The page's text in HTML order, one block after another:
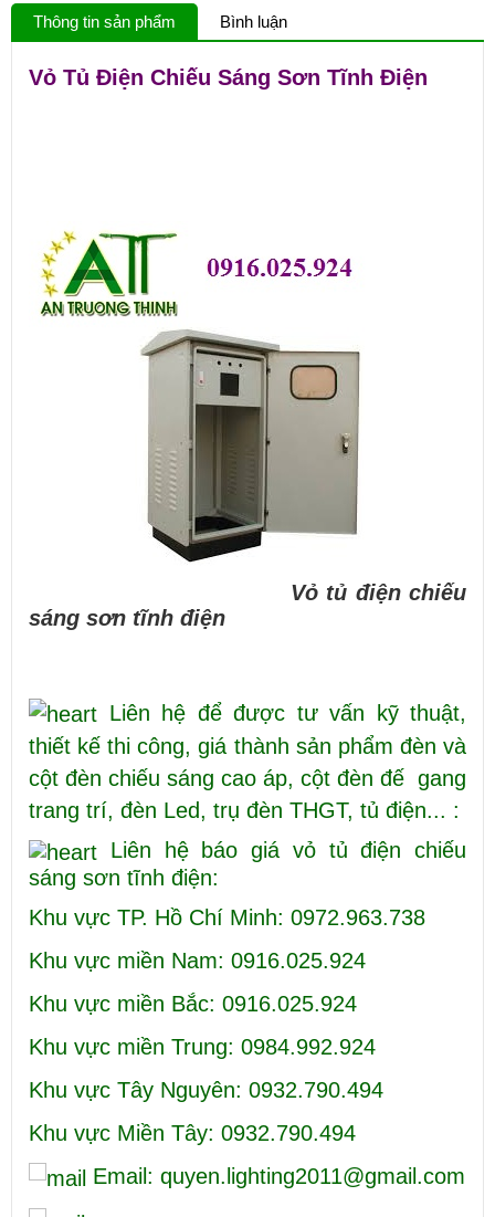
Thông tin sản phẩm Bình luận
Vỏ Tủ Điện Chiếu Sáng Sơn Tĩnh Điện
Vỏ tủ điện chiếu
sáng sơn tĩnh điện
Liên hệ để được tư vấn kỹ thuật,
thiết kế thi công, giá thành sản phẩm đèn và
cột đèn chiếu sáng cao áp, cột đèn đế gang
trang trí, đèn Led, trụ đèn THGT, tủ điện... :
Liên hệ báo giá vỏ tủ điện chiếu
sáng sơn tĩnh điện:
Khu vực TP. Hồ Chí Minh: 0972.963.738
Khu vực miền Nam: 0916.025.924
Khu vực miền Bắc: 0916.025.924
Khu vực miền Trung: 0984.992.924
Khu vực Tây Nguyên: 0932.790.494
Khu vực Miền Tây: 0932.790.494
Email: quyen.lighting2011@gmail.com